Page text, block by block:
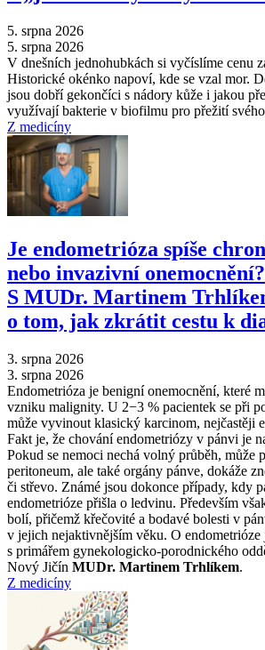
5. srpna 2026
5. srpna 2026
V dnešních jednohubkách si vyčíslíme cenu
Historické okénko napoví, kde se vzal mor.
jsou dobří gekončíci s nádory kůže i jakou
využívají bakterie v biofilmu pro přežití
Z medicíny
Je endometrióza spíše
nebo invazivní onemocnění?
S MUDr. Martinem
o tom, jak zkrátit cestu k
3. srpna 2026
3. srpna 2026
Endometrióza je benigní onemocnění, které
vzniku malignity. U 2−3 % pacientek se při
může vyvinout klasický karcinom, nejčastěji
Fakt je, že chování endometriózy v pánvi je
Pokud se nemoci nechá volný průběh, může
peritoneum, ale také orgány pánve, dokáže
či střevo. Známé jsou dokonce případy, kdy
endometrióze přišla o ledvinu. Především
bolí, přičemž křečovité a bodavé bolesti v
v jejich nejaktivnějším věku. O endometrióze
s primářem gynekologicko-porodnického
Nový Jičín MUDr. Martinem Trhlíkem.
Z medicíny